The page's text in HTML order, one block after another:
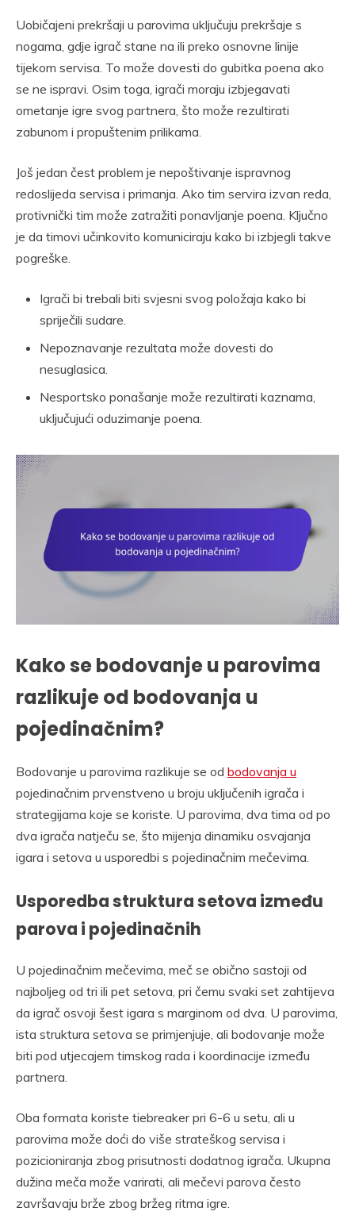
Uobičajeni prekršaji u parovima uključuju prekršaje s
nogama, gdje igrač stane na ili preko osnovne linije
tijekom servisa. To može dovesti do gubitka poena ako
se ne ispravi. Osim toga, igrači moraju izbjegavati
ometanje igre svog partnera, što može rezultirati
zabunom i propuštenim prilikama.
Još jedan čest problem je nepoštivanje ispravnog
redoslijeda servisa i primanja. Ako tim servira izvan reda,
protivnički tim može zatražiti ponavljanje poena. Ključno
je da timovi učinkovito komuniciraju kako bi izbjegli takve
pogreške.
Igrači bi trebali biti svjesni svog položaja kako bi
spriječili sudare.
Nepoznavanje rezultata može dovesti do
nesuglasica.
Nesportsko ponašanje može rezultirati kaznama,
uključujući oduzimanje poena.
Kako se bodovanje u parovima
razlikuje od bodovanja u
pojedinačnim?
Bodovanje u parovima razlikuje se od bodovanja u
pojedinačnim prvenstveno u broju uključenih igrača i
strategijama koje se koriste. U parovima, dva tima od po
dva igrača natječu se, što mijenja dinamiku osvajanja
igara i setova u usporedbi s pojedinačnim mečevima.
Usporedba struktura setova između
parova i pojedinačnih
U pojedinačnim mečevima, meč se obično sastoji od
najboljeg od tri ili pet setova, pri čemu svaki set zahtijeva
da igrač osvoji šest igara s marginom od dva. U parovima,
ista struktura setova se primjenjuje, ali bodovanje može
biti pod utjecajem timskog rada i koordinacije između
partnera.
Oba formata koriste tiebreaker pri 6-6 u setu, ali u
parovima može doći do više strateškog servisa i
pozicioniranja zbog prisutnosti dodatnog igrača. Ukupna
dužina meča može varirati, ali mečevi parova često
završavaju brže zbog bržeg ritma igre.